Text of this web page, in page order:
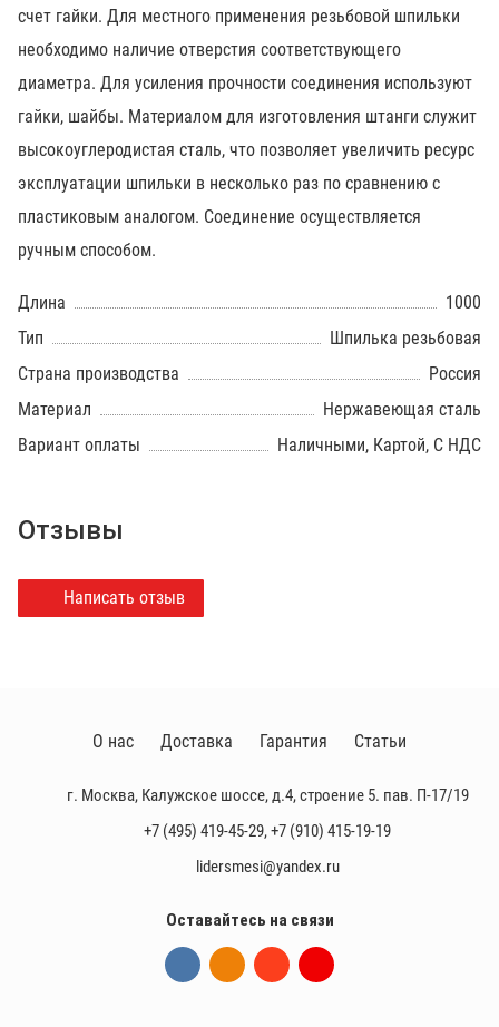
счет гайки. Для местного применения резьбовой шпильки
необходимо наличие отверстия соответствующего
диаметра. Для усиления прочности соединения используют
гайки, шайбы. Материалом для изготовления штанги служит
высокоуглеродистая сталь, что позволяет увеличить ресурс
эксплуатации шпильки в несколько раз по сравнению с
пластиковым аналогом. Соединение осуществляется
ручным способом.
Длина
1000
Тип
Шпилька резьбовая
Страна производства
Россия
Материал
Нержавеющая сталь
Вариант оплаты
Наличными, Картой, С НДС
Отзывы
Написать отзыв
г. Москва, Калужское шоссе, д.4, строение 5. пав. П-17/19
+7 (495) 419-45-29,+7 (910) 415-19-19
lidersmesi@yandex.ru
О нас Доставка Гарантия Статьи
Оставайтесь на связи